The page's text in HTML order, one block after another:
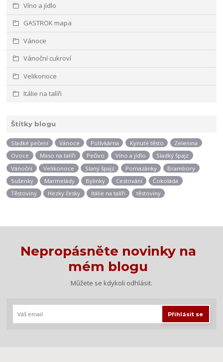
Víno a jídlo
GASTROK mapa
Vánoce
Vánoční cukroví
Velikonoce
Itálie na talíři
Štítky blogu
Sladké pečení Vánoce Polívkárna Kynuté těsto
Zelenina
Ovoce
Maso na talíři Pečivo Víno a jídlo
Sladký špajz
Vánoční
Velikonoce Slaný špajz Pomazánky
Brambory
Sušenky
Marmelády Bylinky Cestování
Čokoláda
Těstoviny
Hezky česky Itálie na talíři těstoviny
Nepropásněte novinky na
mém blogu
Můžete se kdykoli odhlásit.
Přihlásit se